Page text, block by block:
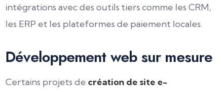
intégrations avec des outils tiers comme les CRM,
les ERP et les plateformes de paiement locales.
Développement web sur mesure
Certains projets de création de site e-